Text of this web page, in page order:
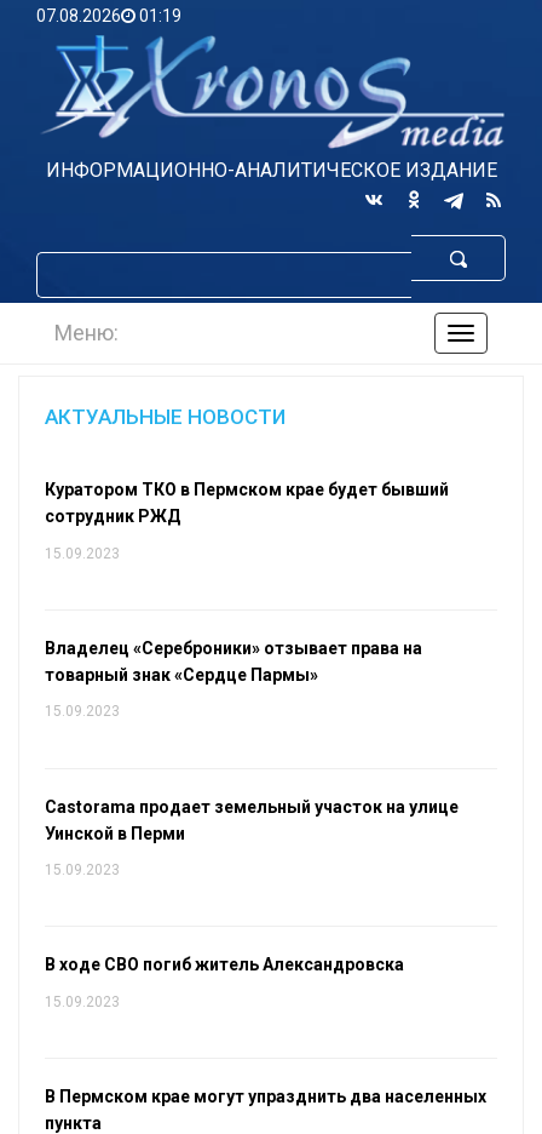
07.08.2026 01:19
ИНФОРМАЦИОННО-АНАЛИТИЧЕСКОЕ ИЗДАНИЕ
по
Меню:
АКТУАЛЬНЫЕ НОВОСТИ
Куратором ТКО в Пермском крае будет бывший
сотрудник РЖД
15.09.2023
Владелец «Сереброники» отзывает права на
товарный знак «Сердце Пармы»
15.09.2023
Castorama продает земельный участок на улице
Уинской в Перми
15.09.2023
В ходе СВО погиб житель Александровска
15.09.2023
В Пермском крае могут упразднить два населенных
пункта